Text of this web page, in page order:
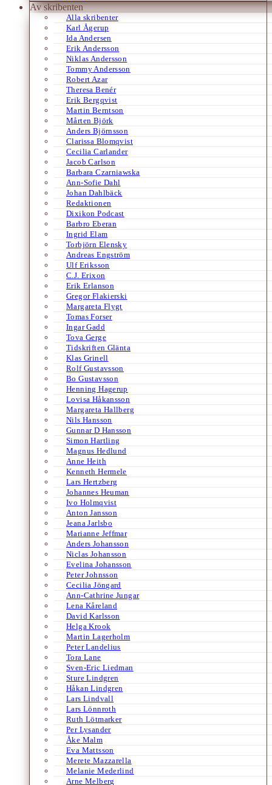
Av skribenten
Alla skribenter
Karl Ågerup
Ida Andersen
Erik Andersson
Niklas Andersson
Tommy Andersson
Robert Azar
Theresa Benér
Erik Bergqvist
Martin Berntson
Mårten Björk
Anders Björnsson
Clarissa Blomqvist
Cecilia Carlander
Jacob Carlson
Barbara Czarniawska
Ann-Sofie Dahl
Johan Dahlbäck
Redaktionen
Dixikon Podcast
Barbro Eberan
Ingrid Elam
Torbjörn Elensky
Andreas Engström
Ulf Eriksson
C.J. Erixon
Erik Erlanson
Gregor Flakierski
Margareta Flygt
Tomas Forser
Ingar Gadd
Tova Gerge
Tidskriften Glänta
Klas Grinell
Rolf Gustavsson
Bo Gustavsson
Henning Hagerup
Lovisa Håkansson
Margareta Hallberg
Nils Hansson
Gunnar D Hansson
Simon Hartling
Magnus Hedlund
Anne Heith
Kenneth Hermele
Lars Hertzberg
Johannes Heuman
Ivo Holmqvist
Anton Jansson
Jeana Jarlsbo
Marianne Jeffmar
Anders Johansson
Niclas Johansson
Evelina Johansson
Peter Johnsson
Cecilia Jöngard
Ann-Cathrine Jungar
Lena Kåreland
David Karlsson
Helga Krook
Martin Lagerholm
Peter Landelius
Tora Lane
Sven-Eric Liedman
Sture Lindgren
Håkan Lindgren
Lars Lindvall
Lars Lönnroth
Ruth Lötmarker
Per Lysander
Åke Malm
Eva Mattsson
Merete Mazzarella
Melanie Mederlind
Arne Melberg